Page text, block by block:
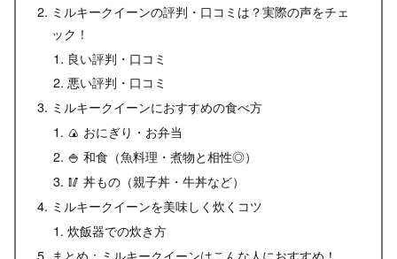
ミルキークイーンの評判・口コミは？実際の声をチェ
ック！
良い評判・口コミ
悪い評判・口コミ
ミルキークイーンにおすすめの食べ方
🍙 おにぎり・お弁当
🍚 和食（魚料理・煮物と相性◎）
🥢 丼もの（親子丼・牛丼など）
ミルキークイーンを美味しく炊くコツ
炊飯器での炊き方
まとめ：ミルキークイーンはこんな人におすすめ！